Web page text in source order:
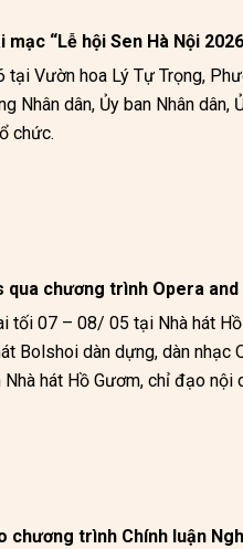
mạc “Lễ hội Sen Hà Nội
tại Vườn hoa Lý Tự Trọng,
Nhân dân, Ủy ban Nhân
chức.
qua chương trình Opera
tối 07 – 08/ 05 tại Nhà hát
Bolshoi dàn dựng, dàn
hát Hồ Gươm, chỉ đạo nội
chương trình Chính luận